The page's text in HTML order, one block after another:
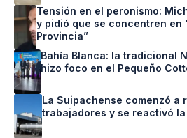
Tensión en el peronismo:
y pidió que se concentren en
Provincia”
Bahía Blanca: la tradicional
hizo foco en el Pequeño
La Suipachense comenzó a
trabajadores y se reactivó